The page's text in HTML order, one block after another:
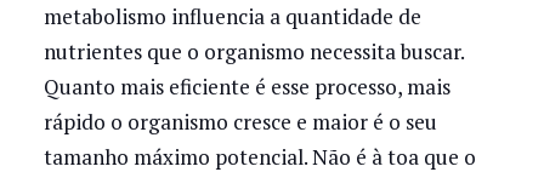
metabolismo influencia a quantidade de
nutrientes que o organismo necessita buscar.
Quanto mais eficiente é esse processo, mais
rápido o organismo cresce e maior é o seu
tamanho máximo potencial. Não é à toa que o